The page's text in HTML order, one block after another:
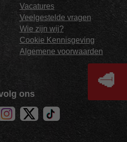
Vacatures
Veelgestelde vragen
Wie zijn wij?
Cookie Kennisgeving
Algemene voorwaarden
ons
🥩